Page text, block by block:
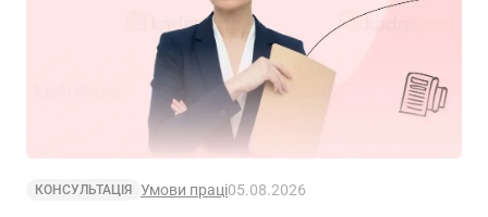
КОНСУЛЬТАЦІЯ Умови праці05.08.2026